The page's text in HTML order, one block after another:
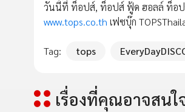
วันนี้ที่ ท็อปส์, ท็อปส์ ฟู้ด ฮอลล์ ท็อปส์
www.tops.co.th เฟซบุ๊ก
Tag: tops
เรื่องที่คุณอาจสนใ